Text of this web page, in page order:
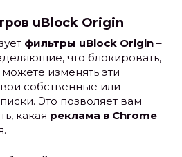
uBlock Origin
фильтры uBlock Origin –
что блокировать,
изменять эти
собственные или
Это позволяет вам
какая реклама в Chrome